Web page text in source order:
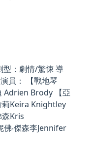
：劇情/驚悚 導
員： 【戰地琴
Adrien Brody 【亞
莉Keira Knightley
森Kris
‧傑森李Jennifer